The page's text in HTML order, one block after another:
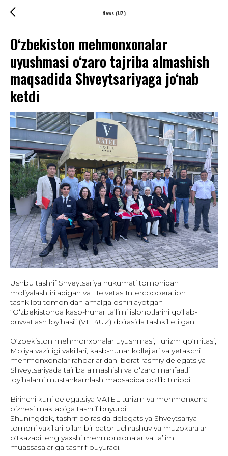
News (UZ)
O‘zbekiston mehmonxonalar
uyushmasi o‘zaro tajriba almashish
maqsadida Shveytsariyaga jo‘nab
ketdi
Ushbu tashrif Shveytsariya hukumati tomonidan
moliyalashtiriladigan va Helvetas Intercooperation
tashkiloti tomonidan amalga oshirilayotgan
“O‘zbekistonda kasb-hunar ta’limi islohotlarini qo‘llab-
quvvatlash loyihasi” (VET4UZ) doirasida tashkil etilgan.
O‘zbekiston mehmonxonalar uyushmasi, Turizm qo‘mitasi,
Moliya vazirligi vakillari, kasb-hunar kollejlari va yetakchi
mehmonxonalar rahbarlaridan iborat rasmiy delegatsiya
Shveytsariyada tajriba almashish va o‘zaro manfaatli
loyihalarni mustahkamlash maqsadida bo‘lib turibdi.
Birinchi kuni delegatsiya VATEL turizm va mehmonxona
biznesi maktabiga tashrif buyurdi.
Shuningdek, tashrif doirasida delegatsiya Shveytsariya
tomoni vakillari bilan bir qator uchrashuv va muzokaralar
o‘tkazadi, eng yaxshi mehmonxonalar va ta’lim
muassasalariga tashrif buyuradi.